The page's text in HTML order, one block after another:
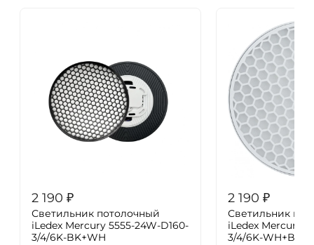
2 190 ₽
Светильник потолочный
iLedex Mercury 5555-24W-D160-
3/4/6K-BK+WH
2 190 ₽
Светильник
iLedex Mercury
3/4/6K-WH+BK